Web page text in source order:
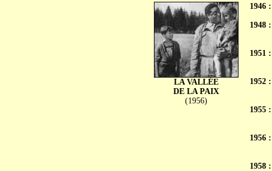
LA VALLÉE
DE LA PAIX
(1956)
1946 :
1948 :
1951 :
1952 :
1955 :
1956 :
1958 :